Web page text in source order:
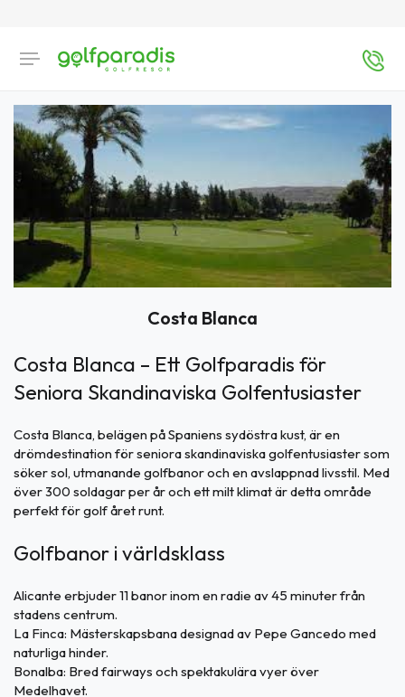
Costa Blanca
Costa Blanca – Ett Golfparadis för
Seniora Skandinaviska Golfentusiaster
Costa Blanca, belägen på Spaniens sydöstra kust, är en
drömdestination för seniora skandinaviska golfentusiaster som
söker sol, utmanande golfbanor och en avslappnad livsstil. Med
över 300 soldagar per år och ett milt klimat är detta område
perfekt för golf året runt.
Golfbanor i världsklass
Alicante erbjuder 11 banor inom en radie av 45 minuter från
stadens centrum.
La Finca: Mästerskapsbana designad av Pepe Gancedo med
naturliga hinder.
Bonalba: Bred fairways och spektakulära vyer över
Medelhavet.